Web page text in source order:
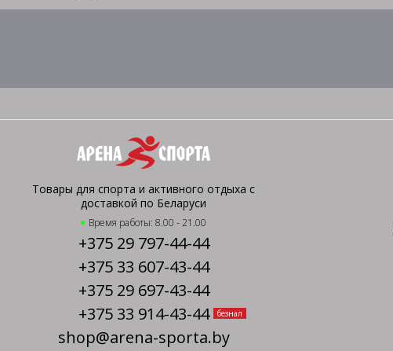
Товары для спорта и активного отдыха с
доставкой по Беларуси
Время работы: 8.00 - 21.00
+375 29 797-44-44
+375 33 607-43-44
+375 29 697-43-44
+375 33 914-43-44
безнал
shop@arena-sporta.by